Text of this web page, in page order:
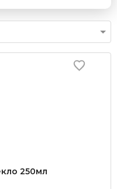
250мл